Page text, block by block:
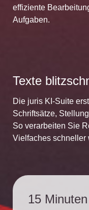
effiziente
Aufgaben.
Texte
Die juris KI-Suite
Schriftsätze,
So verarbeiten Sie
Vielfaches schneller
15